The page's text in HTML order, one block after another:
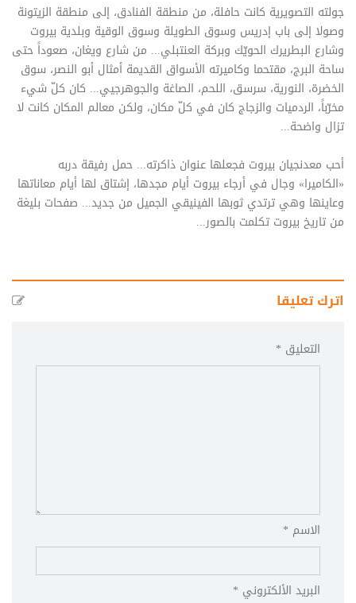
جولته التصويرية كانت حافلة، من منطقة الفنادق، إلى منطقة الزيتونة
وصولا إلى باب إدريس وسوق الطويلة وسوق الوقية وبلدية بيروت
وشارع البطريرك الحويّك وبركة العنتبلي... من شارع ويغان، صعوداً حتى
ساحة البرج، مقتحما وكاميرته الأسواق القديمة أمثال أبو النصر، سوق
الخضرة، النورية، سرسق، اللحم، الصاغة والجوهرجيي... كان كلّ شيء
مخرّباً، الردميات والزجاج كان في كلّ مكان، ولكن معالم المكان كانت لا
تزال واضحة...
أحب معدنجيان بيروت فجعلها عنوان ذاكرته... حمل رفيقة دربه
«الكاميرا» وجال في أرجاء بيروت أيام مجدها، إشتاق لها أيام معاناتها
وعاينها وهي ترتدي ثوبها الفينيقي الجميل من جديد... صفحات بليغة
من تاريخ بيروت تكلمت بالصور...
اترك تعليقا
التعليق *
الاسم *
البريد الألكتروني *